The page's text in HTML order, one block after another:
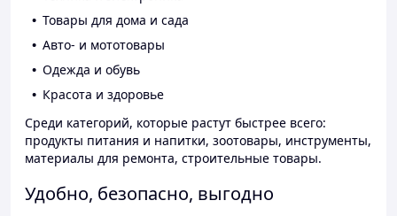
Товары для дома и сада
Авто- и мототовары
Одежда и обувь
Красота и здоровье
Среди категорий, которые растут быстрее всего:
продукты питания и напитки, зоотовары, инструменты,
материалы для ремонта, строительные товары.
Удобно, безопасно, выгодно